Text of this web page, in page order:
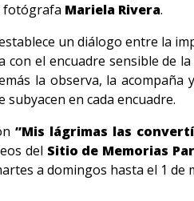
fotógrafa Mariela Rivera.
un diálogo entre la
con el encuadre sensible de
la observa, la
subyacen en cada encuadre.
”Mis lágrimas las
del Sitio de Memorias
a domingos hasta el 1 de